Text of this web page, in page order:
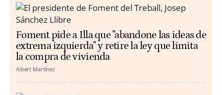
Foment pide a Illa que "abandone las ideas de
extrema izquierda" y retire la ley que limita
la compra de vivienda
Albert Martínez